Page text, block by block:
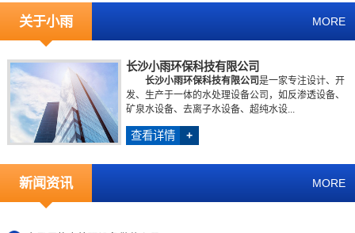
关于小雨 MORE
长沙小雨环保科技有限公司
长沙小雨环保科技有限公司是一家专注设计、开
发、生产于一体的水处理设备公司，如反渗透设备、
矿泉水设备、去离子水设备、超纯水设...
查看详情 +
新闻资讯 MORE